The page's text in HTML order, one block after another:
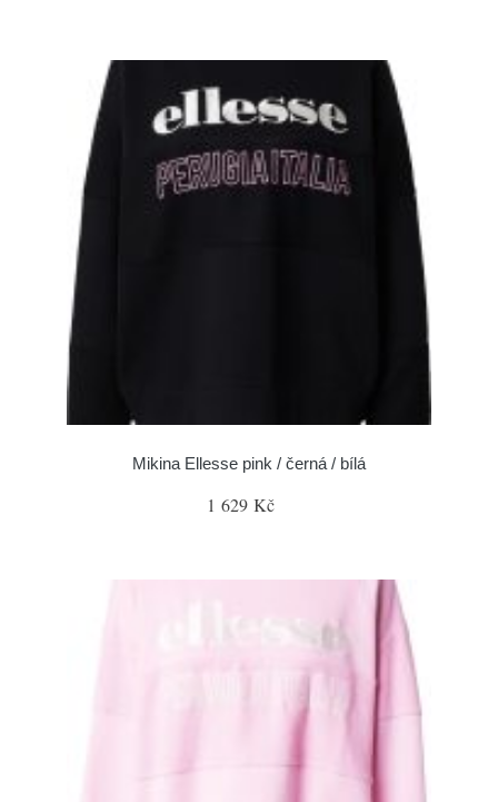
Mikina Ellesse pink / černá / bílá
1 629 Kč